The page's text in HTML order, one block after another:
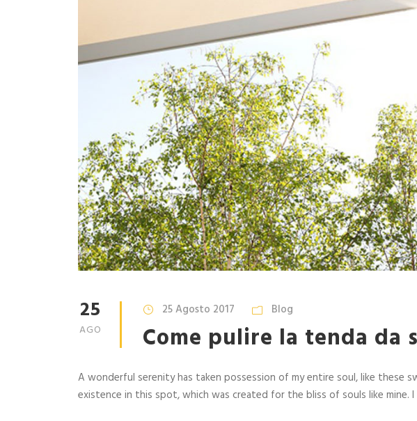
25
AGO
25 Agosto 2017 Blog
Come pulire la tenda da
A wonderful serenity has taken possession of my entire soul, like these
existence in this spot, which was created for the bliss of souls like mine. I